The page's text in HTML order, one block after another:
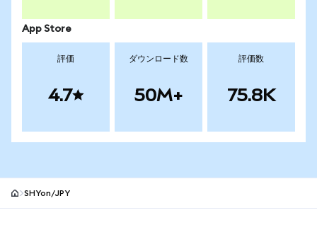
App Store
評価
4.7
ダウンロード数
50M+
評価数
75.8K
SHYon/JPY